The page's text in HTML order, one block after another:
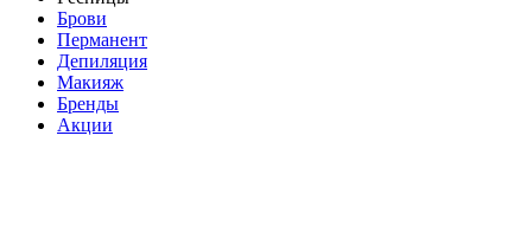
Брови
Перманент
Депиляция
Макияж
Бренды
Акции